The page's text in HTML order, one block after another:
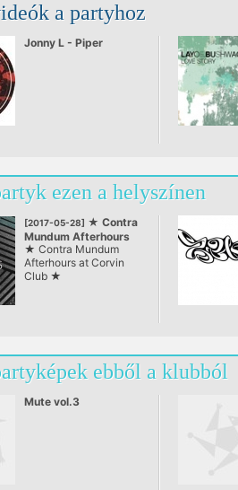
a partyhoz
Jonny L - Piper
ezen a helyszínen
[2017-05-28] ★ Contra
Mundum Afterhours
at Corvin Club ★
★ Contra Mundum
Afterhours at Corvin
Club ★
ebből a klubból
Mute vol.3